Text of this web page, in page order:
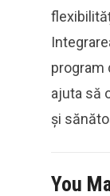
program
ajuta să
și
You